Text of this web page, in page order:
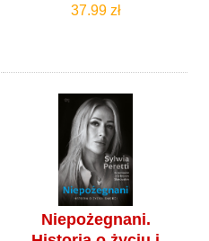
37.99 zł
Niepożegnani.